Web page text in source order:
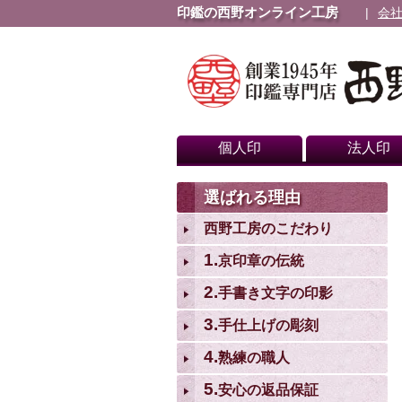
印鑑の西野オンライン工房 会
個人印 法人印
選ばれる理由
西野工房のこだわり
1.京印章の伝統
2.手書き文字の印影
3.手仕上げの彫刻
4.熟練の職人
5.安心の返品保証